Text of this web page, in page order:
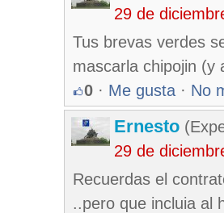
29 de
Tus brevas verdes
mascarla chipojin (y
0 · Me gusta · No
Ernesto
29 de
Recuerdas el
..pero que incluia al